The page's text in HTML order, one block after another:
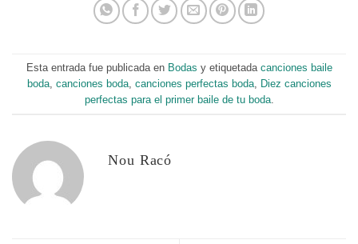
Esta entrada fue publicada en Bodas y etiquetada canciones baile
boda, canciones boda, canciones perfectas boda,
Diez canciones
perfectas para el primer baile de tu boda.
Nou Racó